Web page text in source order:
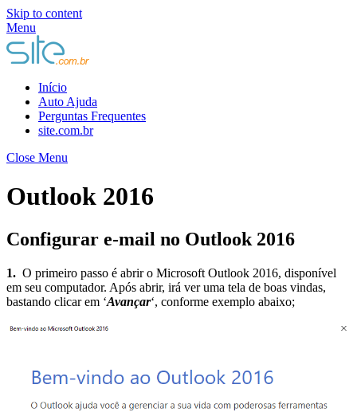
Skip to content
Menu
Início
Auto Ajuda
Perguntas Frequentes
site.com.br
Close Menu
Outlook 2016
Configurar e-mail no Outlook 2016
1. O primeiro passo é abrir o Microsoft Outlook 2016, disponível
em seu computador. Após abrir, irá ver uma tela de boas vindas,
bastando clicar em ‘Avançar‘, conforme exemplo abaixo;